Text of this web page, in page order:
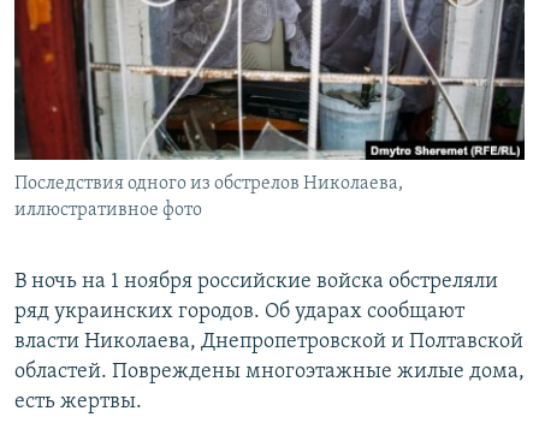
ПОБЕДИТЕЛЕЙ НЕ СУДЯТ?
КРЫМ.НЕПОКОРЕННЫЙ
ELIFBE
УКРАИНСКАЯ ПРОБЛЕМА КРЫМА
ПРИСОЕДИНЯЙТЕСЬ!
Все сайты RFE/RL
Последствия одного из обстрелов Николаева,
иллюстративное фото
В ночь на 1 ноября российские войска обстреляли
ряд украинских городов. Об ударах сообщают
власти Николаева, Днепропетровской и Полтавской
областей. Повреждены многоэтажные жилые дома,
есть жертвы.